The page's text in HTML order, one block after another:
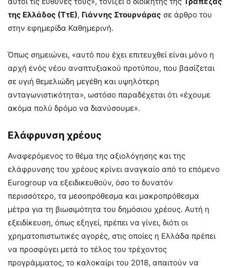
της Ελλάδος (ΤτΕ), Γιάννης Στουρνάρας σε άρθρο του
στην εφημερίδα Καθημερινή.
Όπως σημειώνει, «αυτό που έχει επιτευχθεί είναι μόνο η
αρχή ενός νέου αναπτυξιακού προτύπου, που βασίζεται
σε υγιή θεμελιώδη μεγέθη και υψηλότερη
ανταγωνιστικότητα», ωστόσο παραδέχεται ότι «έχουμε
ακόμα πολύ δρόμο να διανύσουμε».
Ελάφρυνση χρέους
Αναφερόμενος το θέμα της αξιολόγησης και της
ελάφρυνσης του χρέους κρίνει αναγκαίο από το επόμενο
Eurogroup να εξειδικευθούν, όσο το δυνατόν
περισσότερο, τα μεσοπρόθεσμα και μακροπρόθεσμα
μέτρα για τη βιωσιμότητα του δημόσιου χρέους. Αυτή η
εξειδίκευση, όπως εξηγεί, πρέπει να γίνει, διότι οι
χρηματοπιστωτικές αγορές, στις οποίες η Ελλάδα πρέπει
να προσφύγει μετά το τέλος του τρέχοντος
προγράμματος, το καλοκαίρι του 2018, απαιτούν να